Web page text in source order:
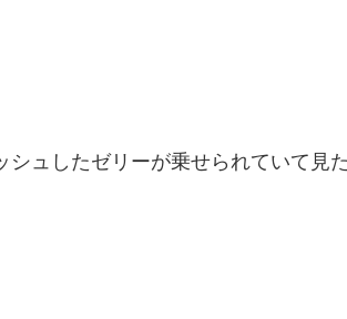
ュしたゼリーが乗せられていて見